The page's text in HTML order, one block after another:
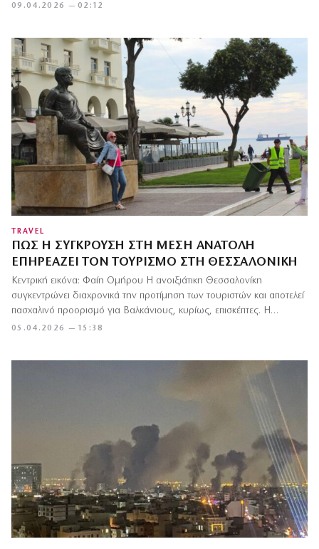
09.04.2026 — 02:12
TRAVEL
ΠΏΣ Η ΣΎΓΚΡΟΥΣΗ ΣΤΗ ΜΈΣΗ ΑΝΑΤΟΛΉ
ΕΠΗΡΕΆΖΕΙ ΤΟΝ ΤΟΥΡΙΣΜΌ ΣΤΗ ΘΕΣΣΑΛΟΝΊΚΗ
05.04.2026 — 15:38
Κεντρική εικόνα: Φαίη Ομήρου Η ανοιξιάτικη Θεσσαλονίκη
συγκεντρώνει διαχρονικά την προτίμηση των τουριστών και αποτελεί
πασχαλινό προορισμό για Βαλκάνιους, κυρίως, επισκέπτες. Η…